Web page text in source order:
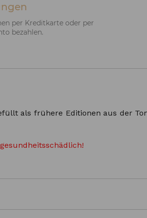
per Kreditkarte oder per
bezahlen.
als frühere Editionen aus der